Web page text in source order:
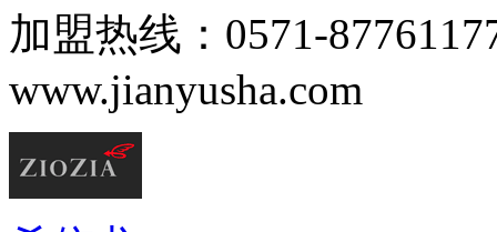
加盟热线：0571-
www.jianyusha.com